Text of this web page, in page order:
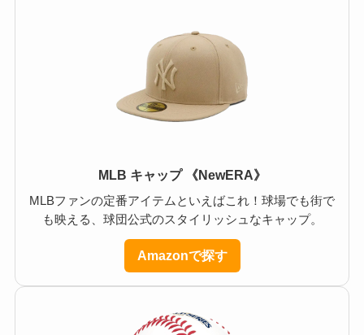
MLB キャップ 《NewERA》
MLBファンの定番アイテムといえばこれ！球場でも街で
も映える、球団公式のスタイリッシュなキャップ。
Amazonで探す